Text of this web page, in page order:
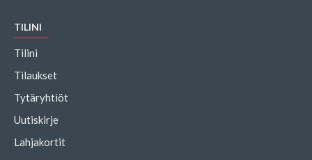
TILINI
Tilini
Tilaukset
Tytäryhtiöt
Uutiskirje
Lahjakortit